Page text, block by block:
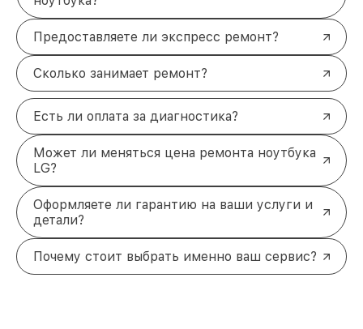
Предоставляете ли экспресс ремонт?
Сколько занимает ремонт?
Есть ли оплата за диагностика?
Может ли меняться цена ремонта ноутбука
LG?
Оформляете ли гарантию на ваши услуги и
детали?
Почему стоит выбрать именно ваш сервис?